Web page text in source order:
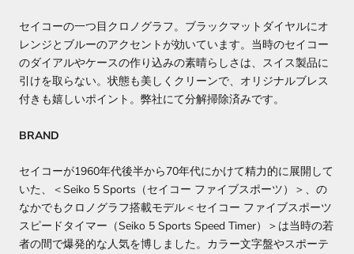
セイコーの一つ目クロノグラフ。ブラックマットダイヤルにオ
レンジとブルーのアクセントが効いています。当時のセイコー
のダイアルやケースの作り込みの素晴らしさは、スイス製品に
引けを取らない。状態も美しくクリーンで、オリジナルブレス
付きも嬉しいポイント。弊社にて分解掃除済みです。
BRAND
セイコーが1960年代後半から70年代にかけて精力的に展開して
いた、＜Seiko 5 Sports（セイコー ファイブスポーツ）＞、の
なかでもクロノグラフ搭載モデル＜セイコー ファイブスポーツ
スピードタイマー（Seiko 5 Sports Speed Timer）＞は当時の若
者の間で爆発的な人気を博しました。カラー文字盤やスポーテ